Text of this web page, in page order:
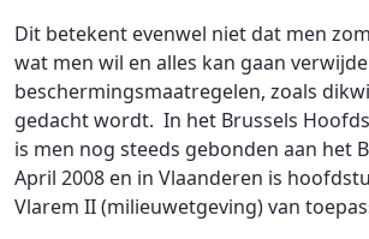
Dit betekent evenwel niet dat men
wat men wil en alles kan gaan
beschermingsmaatregelen, zoals
gedacht wordt. In het Brussels
is men nog steeds gebonden aan het
April 2008 en in Vlaanderen is
Vlarem II (milieuwetgeving) van